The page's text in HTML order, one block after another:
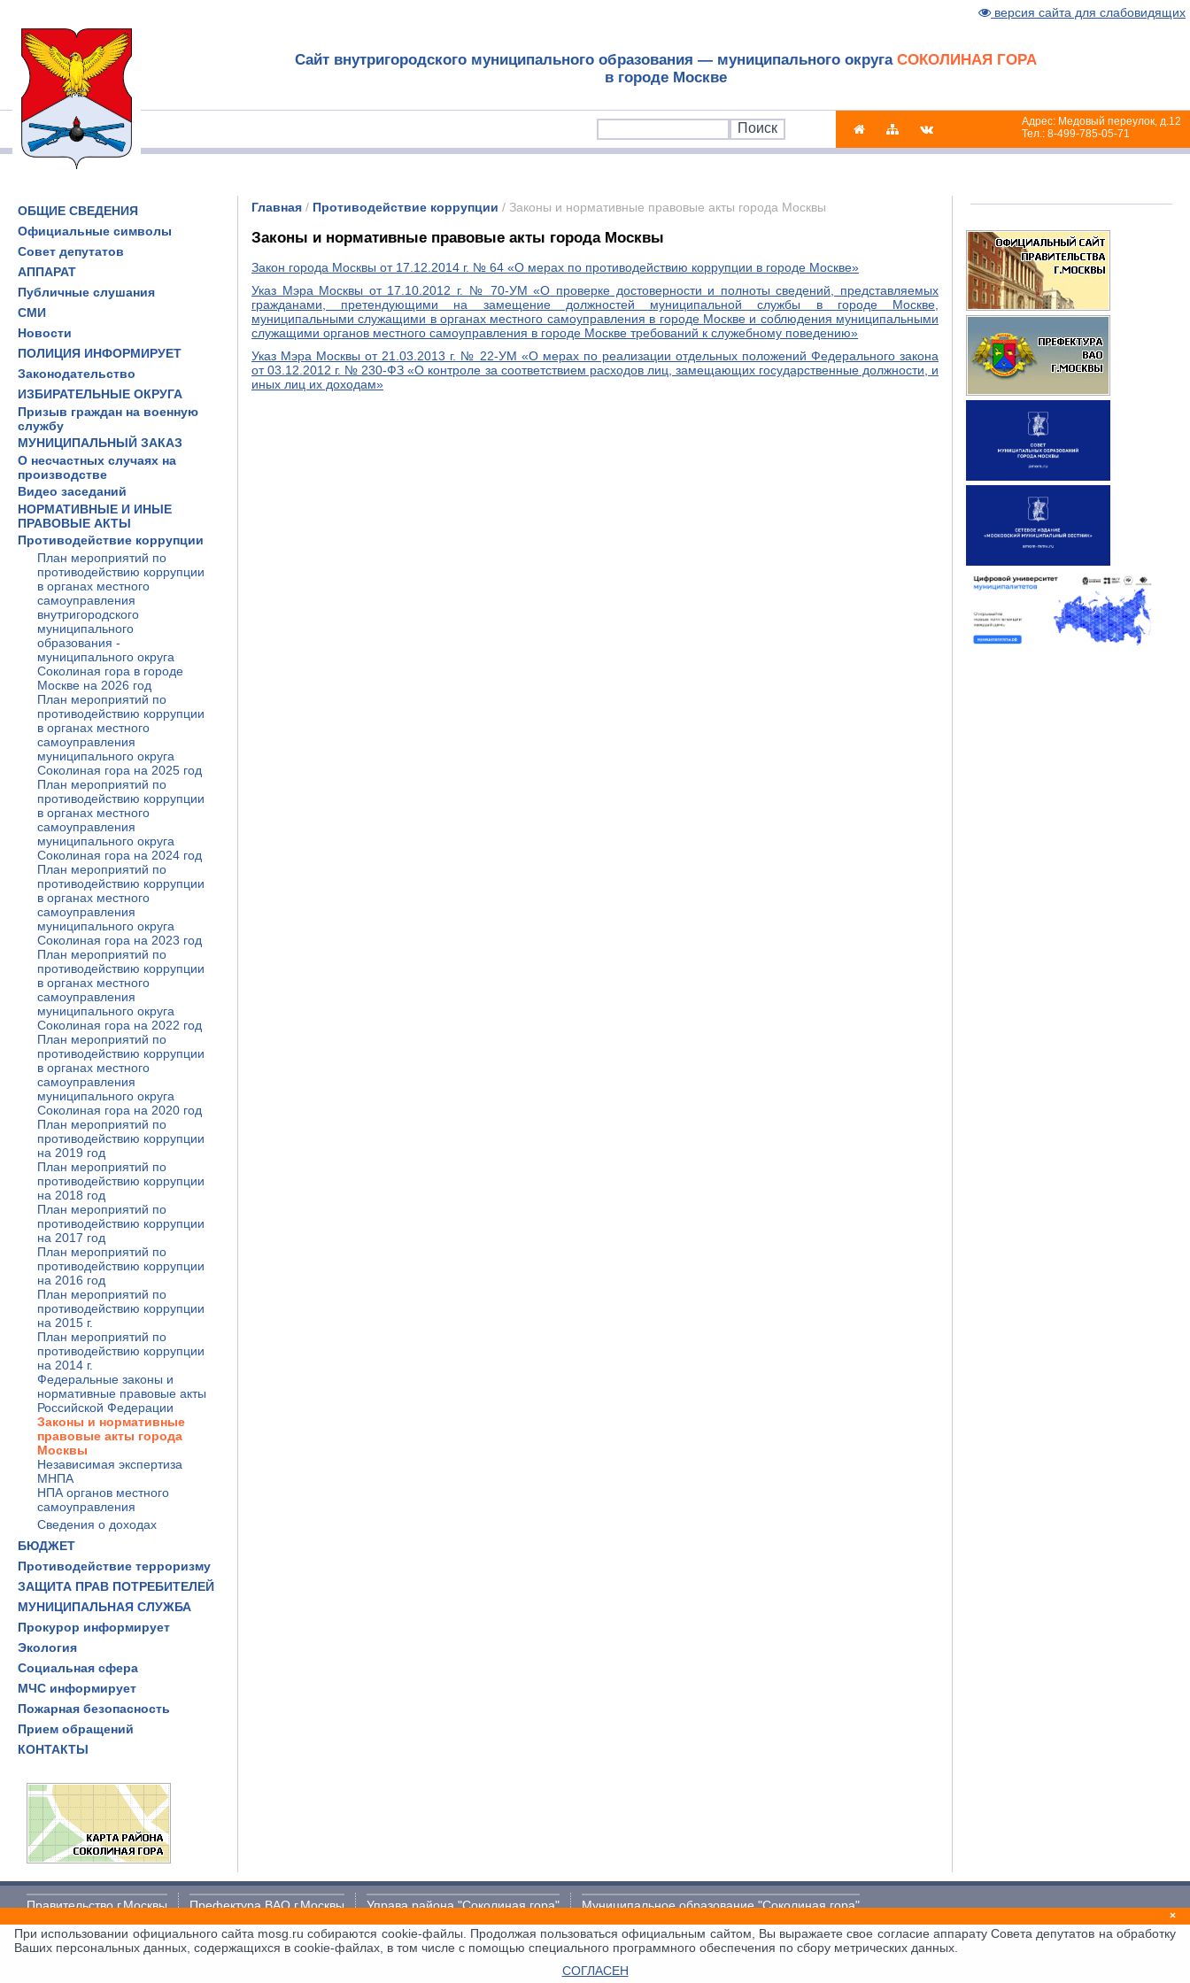
версия сайта для слабовидящих
Сайт внутригородского муниципального образования — муниципального округа СОКОЛИНАЯ ГОРА
в городе Москве
Адрес: Медовый переулок, д.12
Тел.: 8-499-785-05-71
ОБЩИЕ СВЕДЕНИЯ
Официальные символы
Совет депутатов
АППАРАТ
Публичные слушания
СМИ
Новости
ПОЛИЦИЯ ИНФОРМИРУЕТ
Законодательство
ИЗБИРАТЕЛЬНЫЕ ОКРУГА
Призыв граждан на военную
службу
МУНИЦИПАЛЬНЫЙ ЗАКАЗ
О несчастных случаях на
производстве
Видео заседаний
НОРМАТИВНЫЕ И ИНЫЕ
ПРАВОВЫЕ АКТЫ
Противодействие коррупции
План мероприятий по
противодействию коррупции
в органах местного
самоуправления
внутригородского
муниципального
образования -
муниципального округа
Соколиная гора в городе
Москве на 2026 год
План мероприятий по
противодействию коррупции
в органах местного
самоуправления
муниципального округа
Соколиная гора на 2025 год
План мероприятий по
противодействию коррупции
в органах местного
самоуправления
муниципального округа
Соколиная гора на 2024 год
План мероприятий по
противодействию коррупции
в органах местного
самоуправления
муниципального округа
Соколиная гора на 2023 год
План мероприятий по
противодействию коррупции
в органах местного
самоуправления
муниципального округа
Соколиная гора на 2022 год
План мероприятий по
противодействию коррупции
в органах местного
самоуправления
муниципального округа
Соколиная гора на 2020 год
План мероприятий по
противодействию коррупции
на 2019 год
План мероприятий по
противодействию коррупции
на 2018 год
План мероприятий по
противодействию коррупции
на 2017 год
План мероприятий по
противодействию коррупции
на 2016 год
План мероприятий по
противодействию коррупции
на 2015 г.
План мероприятий по
противодействию коррупции
на 2014 г.
Федеральные законы и
нормативные правовые акты
Российской Федерации
Законы и нормативные
правовые акты города
Москвы
Независимая экспертиза
МНПА
НПА органов местного
самоуправления
Сведения о доходах
БЮДЖЕТ
Противодействие терроризму
ЗАЩИТА ПРАВ ПОТРЕБИТЕЛЕЙ
МУНИЦИПАЛЬНАЯ СЛУЖБА
Прокурор информирует
Экология
Социальная сфера
МЧС информирует
Пожарная безопасность
Прием обращений
КОНТАКТЫ
Главная / Противодействие коррупции / Законы и нормативные правовые акты города Москвы
Законы и нормативные правовые акты города Москвы
Закон города Москвы от 17.12.2014 г. № 64 «О мерах по противодействию коррупции в городе Москве»
Указ Мэра Москвы от 17.10.2012 г. № 70-УМ «О проверке достоверности и полноты сведений, представляемых
гражданами, претендующими на замещение должностей муниципальной службы в городе Москве,
муниципальными служащими в органах местного самоуправления в городе Москве и соблюдения муниципальными
служащими органов местного самоуправления в городе Москве требований к служебному поведению»
Указ Мэра Москвы от 21.03.2013 г. № 22-УМ «О мерах по реализации отдельных положений Федерального закона
от 03.12.2012 г. № 230-ФЗ «О контроле за соответствием расходов лиц, замещающих государственные должности, и
иных лиц их доходам»
Правительство г.Москвы Префектура ВАО г.Москвы Управа района "Соколиная гора" Муниципальное образование "Соколиная гора"
Политика в отношении обработки и защиты персональных данных
×
При использовании официального сайта mosg.ru собираются cookie-файлы. Продолжая пользоваться официальным сайтом, Вы выражаете свое согласие аппарату Совета депутатов на обработку
Ваших персональных данных, содержащихся в cookie-файлах, в том числе с помощью специального программного обеспечения по сбору метрических данных.
СОГЛАСЕН